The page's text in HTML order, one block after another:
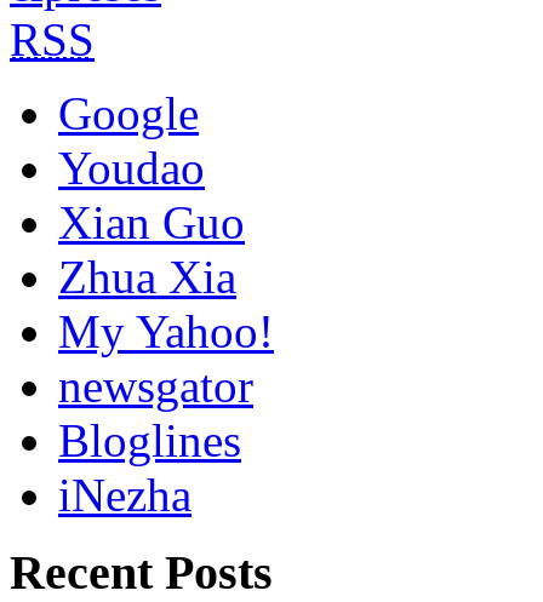
RSS
Google
Youdao
Xian Guo
Zhua Xia
My Yahoo!
newsgator
Bloglines
iNezha
Recent Posts